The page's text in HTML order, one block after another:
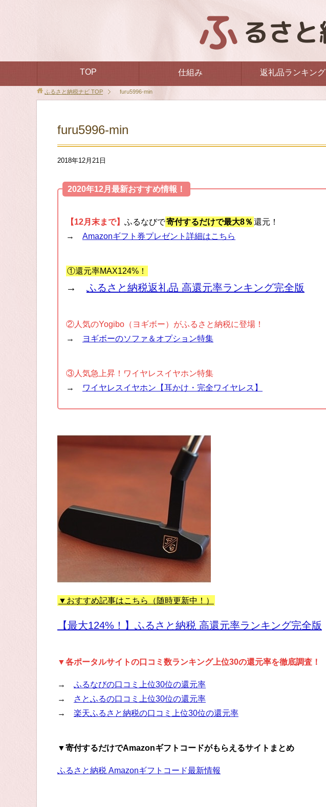
TOP 仕組み 返礼品ランキング
ふるさと納税ナビ TOP furu5996-min
furu5996-min
2018年12月21日
2020年12月最新おすすめ情報！
【12月末まで】 ふるなびで寄付するだけで最大8％ 還元！
→ Amazonギフト券プレゼント詳細はこちら
①還元率MAX124%！
→ ふるさと納税返礼品 高還元率ランキング完全版
②人気のYogibo（ヨギボー）がふるさと納税に登場！
→
ヨギボーのソファ＆オプション特集
③人気急上昇！ワイヤレスイヤホン特集
→
ワイヤレスイヤホン【耳かけ・完全ワイヤレス】
▼おすすめ記事はこちら（随時更新中！）
【最大124%！】ふるさと納税 高還元率ランキング完全版
▼各ポータルサイトの口コミ数ランキング上位30の還元率を徹底調査！
→ ふるなびの口コミ上位30位の還元率
→
さとふるの口コミ上位30位の還元率
→ 楽天ふるさと納税の口コミ上位30位の還元率
▼寄付するだけでAmazonギフトコードがもらえるサイトまとめ
ふるさと納税 Amazonギフトコード最新情報